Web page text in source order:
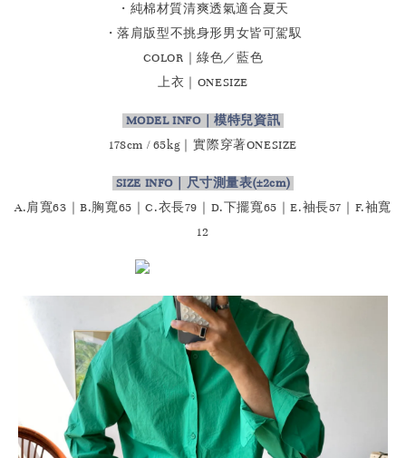
・純棉材質清爽透氣適合夏天
・落肩版型不挑身形男女皆可駕馭
COLOR｜綠色／藍色
上衣｜ONESIZE
MODEL INFO｜模特兒資訊
178cm / 65kg｜實際穿著ONESIZE
SIZE INFO｜尺寸測量表(±2cm)
A.肩寬63｜B.胸寬65｜C.衣長79｜D.下擺寬65｜E.袖長57｜F.袖寬
12